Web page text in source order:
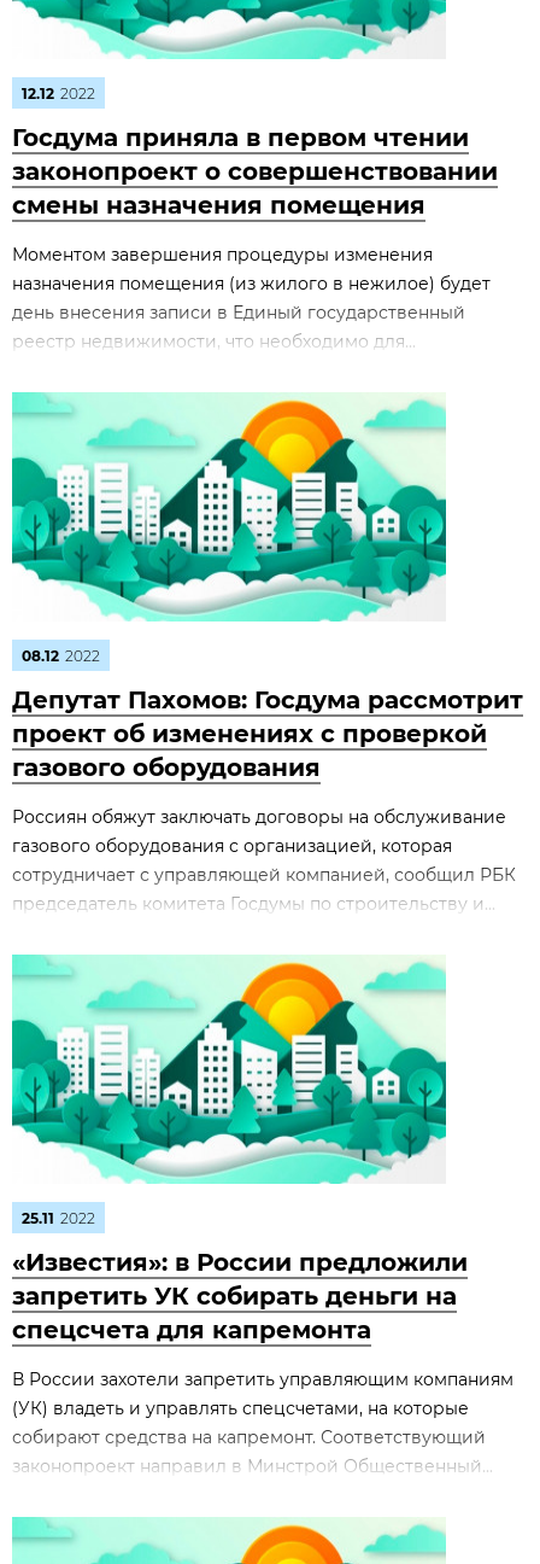
12.12 2022
Госдума приняла в первом чтении
законопроект о совершенствовании
смены назначения помещения
Моментом завершения процедуры изменения
назначения помещения (из жилого в нежилое) будет
день внесения записи в Единый государственный
реестр недвижимости, что необходимо для...
08.12 2022
Депутат Пахомов: Госдума рассмотрит
проект об изменениях с проверкой
газового оборудования
Россиян обяжут заключать договоры на обслуживание
газового оборудования с организацией, которая
сотрудничает с управляющей компанией, сообщил РБК
председатель комитета Госдумы по строительству и...
25.11 2022
«Известия»: в России предложили
запретить УК собирать деньги на
спецсчета для капремонта
В России захотели запретить управляющим компаниям
(УК) владеть и управлять спецсчетами, на которые
собирают средства на капремонт. Соответствующий
законопроект направил в Минстрой Общественный...